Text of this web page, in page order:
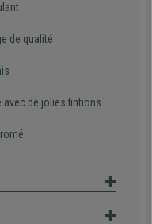
de qualité
avec de jolies fintions